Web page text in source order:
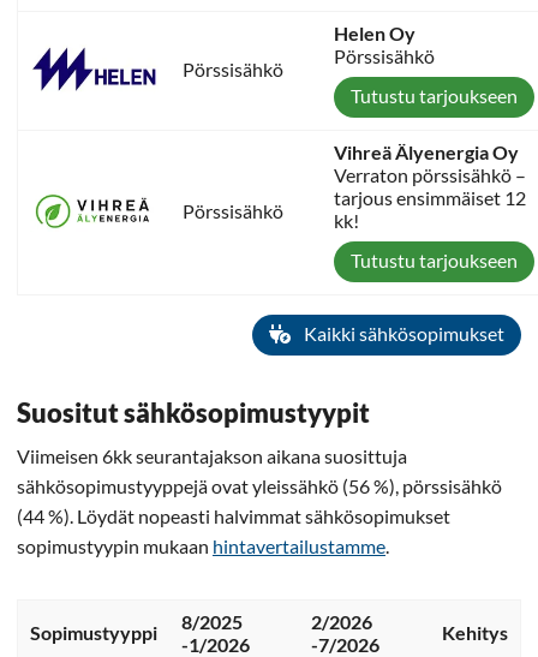
Pörssisähkö
Helen Oy
Pörssisähkö
Tutustu tarjoukseen
Pörssisähkö
Vihreä Älyenergia Oy
Verraton pörssisähkö –
tarjous ensimmäiset 12
kk!
Tutustu tarjoukseen
Kaikki sähkösopimukset
Suositut sähkösopimustyypit
Viimeisen 6kk seurantajakson aikana suosittuja
sähkösopimustyyppejä ovat yleissähkö (56 %), pörssisähkö
(44 %). Löydät nopeasti halvimmat sähkösopimukset
sopimustyypin mukaan hintavertailustamme
Sopimustyyppi
8/2025
-1/2026
2/2026
-7/2026
Kehitys